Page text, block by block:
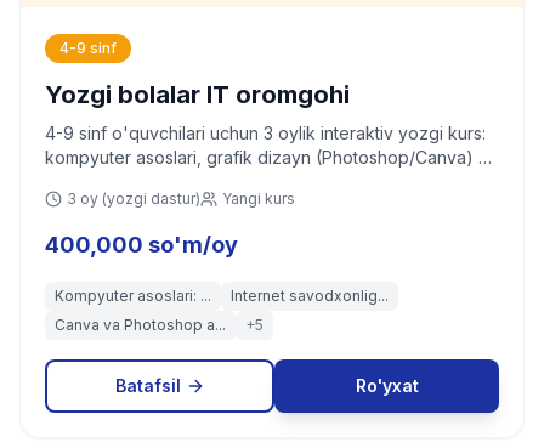
4-9 sinf
Yozgi bolalar IT oromgohi
4-9 sinf o'quvchilari uchun 3 oylik interaktiv yozgi kurs:
kompyuter asoslari, grafik dizayn (Photoshop/Canva) va
3 oy (yozgi dastur) Yangi kurs
400,000 so'm/oy
Kompyuter asoslari: ...
Internet savodxonlig...
Canva va Photoshop a...
+5
Batafsil Ro'yxat